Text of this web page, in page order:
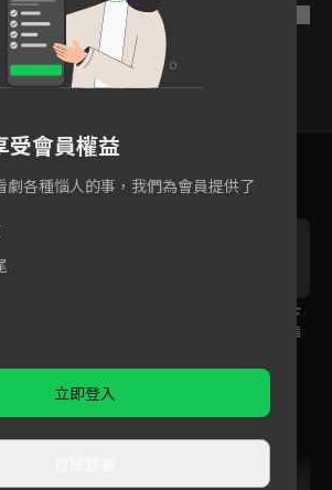
3
花絮：女神降臨！私下
打招呼方式被說像變態
受會員權益
劇各種惱人的事，我們為會員提供了
立即登入